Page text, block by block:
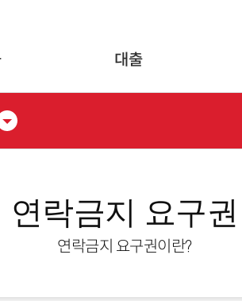
대출
연락금지 요구권
연락금지 요구권이란?